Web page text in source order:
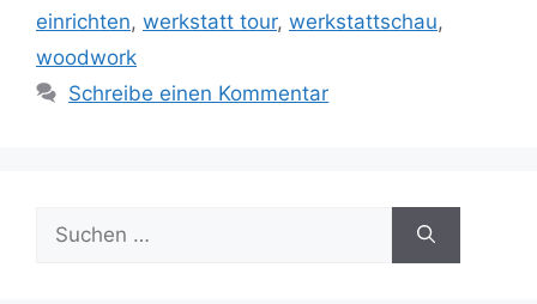
einrichten, werkstatt tour, werkstattschau,
woodwork
Schreibe einen Kommentar
nach: